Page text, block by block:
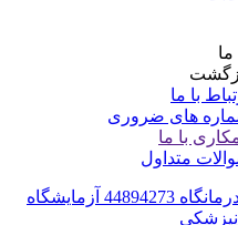
با ما
های ضروری
با ما
متداول
44894273 آزمایشگاه